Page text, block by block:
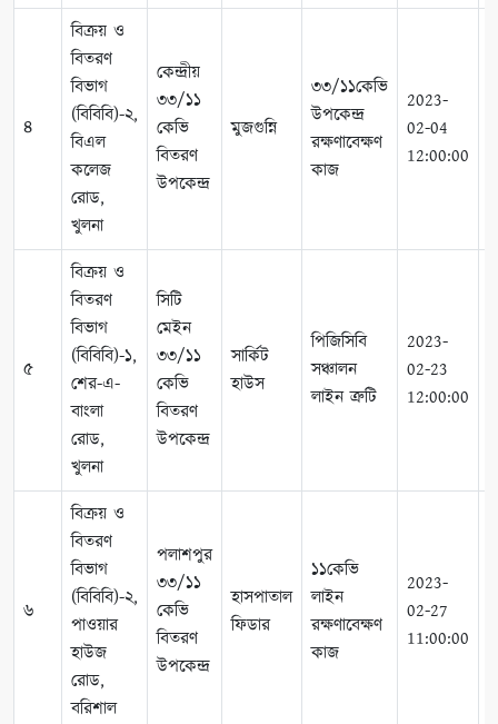
৪
বিক্রয় ও
বিতরণ
বিভাগ
(বিবিবি)-২,
বিএল
কলেজ
রোড,
খুলনা
কেন্দ্রীয়
৩৩/১১
কেভি
বিতরণ
উপকেন্দ্র
মুজগুন্নি
৩৩/১১কেভি
উপকেন্দ্র
রক্ষণাবেক্ষণ
কাজ
2023-
02-04
12:00:00
৫
বিক্রয় ও
বিতরণ
বিভাগ
(বিবিবি)-১,
শের-এ-
বাংলা
রোড,
খুলনা
সিটি
মেইন
৩৩/১১
কেভি
বিতরণ
উপকেন্দ্র
সার্কিট
হাউস
পিজিসিবি
সঞ্চালন
লাইন ত্রুটি
2023-
02-23
12:00:00
৬
বিক্রয় ও
বিতরণ
বিভাগ
(বিবিবি)-২,
পাওয়ার
হাউজ
রোড,
বরিশাল
পলাশপুর
৩৩/১১
কেভি
বিতরণ
উপকেন্দ্র
হাসপাতাল
ফিডার
১১কেভি
লাইন
রক্ষণাবেক্ষণ
কাজ
2023-
02-27
11:00:00